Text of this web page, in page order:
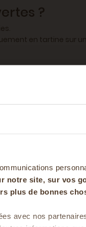
notre site, sur vos
plus de bonnes
avec nos
?
en tartine sur
sucre : 60g, fibres:
-20%
en vous
le plein chaque